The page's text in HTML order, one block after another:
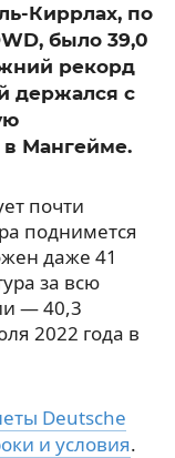
Киррлах, по
было 39,0
рекорд
держался с
в Мангейме.
почти
поднимется
даже 41
за всю
— 40,3
2022 года в
Deutsche
и условия.